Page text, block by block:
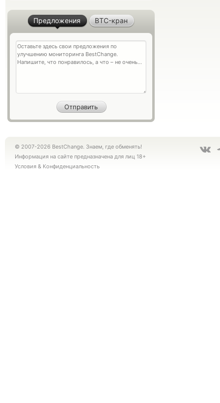
Предложения BTC-кран
© 2007-2026 BestChange. Знаем, где обменять!
Информация на сайте предназначена для лиц 18+
Условия & Конфиденциальность